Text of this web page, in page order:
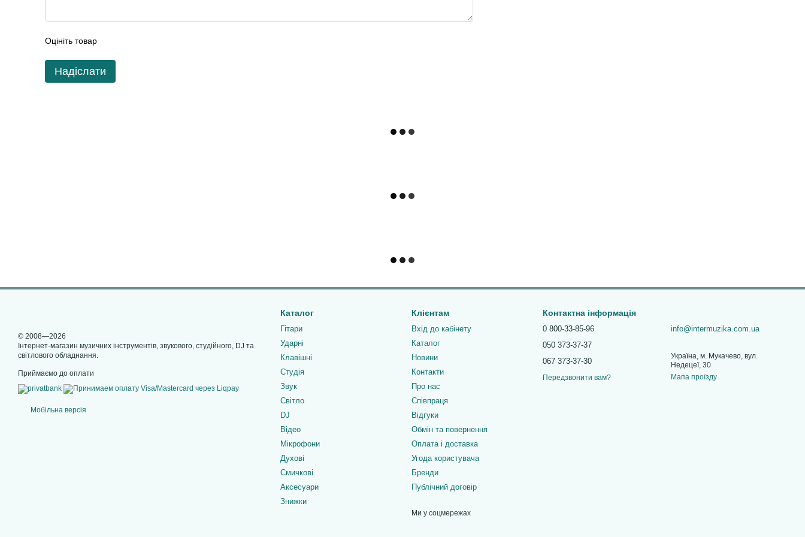
Оцініть товар
Надіслати
© 2008—2026
Інтернет-магазин музичних інструментів, звукового, студійного, DJ та
світлового обладнання.
Приймаємо до оплати
Мобільна версія
Каталог
Гітари
Ударні
Клавішні
Студія
Звук
Світло
DJ
Відео
Мікрофони
Духові
Смичкові
Аксесуари
Знижки
Клієнтам
Вхід до кабінету
Каталог
Новини
Контакти
Про нас
Співпраця
Відгуки
Обмін та повернення
Оплата і доставка
Угода користувача
Бренди
Публічний договір
Ми у соцмережах
Контактна інформація
0 800-33-85-96
050 373-37-37
067 373-37-30
Передзвонити вам?
info@intermuzika.com.ua
Україна, м. Мукачево, вул.
Недецеї, 30
Мапа проїзду